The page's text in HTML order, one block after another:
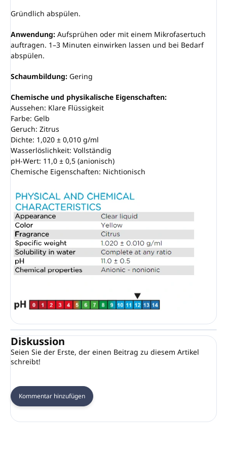
Gründlich abspülen.
Anwendung: Aufsprühen oder mit einem Mikrofasertuch
auftragen. 1–3 Minuten einwirken lassen und bei Bedarf
abspülen.
Schaumbildung: Gering
Chemische und physikalische Eigenschaften:
Aussehen: Klare Flüssigkeit
Farbe: Gelb
Geruch: Zitrus
Dichte: 1,020 ± 0,010 g/ml
Wasserlöslichkeit: Vollständig
pH-Wert: 11,0 ± 0,5 (anionisch)
Chemische Eigenschaften: Nichtionisch
Diskussion
Seien Sie der Erste, der einen Beitrag zu diesem Artikel
schreibt!
Kommentar hinzufügen